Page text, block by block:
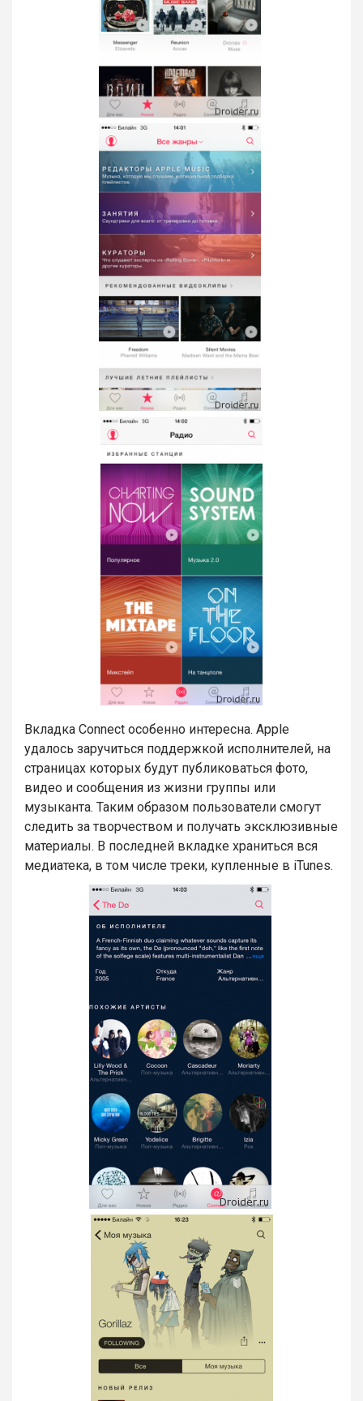
Вкладка Connect особенно интересна. Apple
удалось заручиться поддержкой исполнителей, на
страницах которых будут публиковаться фото,
видео и сообщения из жизни группы или
музыканта. Таким образом пользователи смогут
следить за творчеством и получать эксклюзивные
материалы. В последней вкладке храниться вся
медиатека, в том числе треки, купленные в iTunes.